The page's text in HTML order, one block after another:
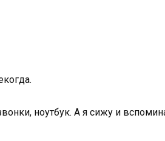
ноутбук. А я сижу и